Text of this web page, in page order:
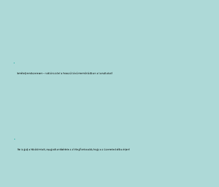
Ne izgulj a hibáid miatt, nyugodtan kísérletezz! A legfontosabb, hogy az üzeneted célba érjen!
Ismételj rendszeresen – raktározd el a hosszú távú memóriádban a tanultakat!